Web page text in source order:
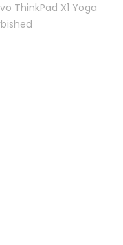
ThinkPad X1 Yoga